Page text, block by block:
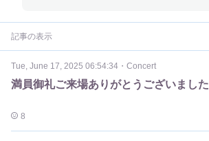
記事の表示
Tue, June 17, 2025 06:54:34 ・ Concert
満員御礼ご来場ありがとうございました
8